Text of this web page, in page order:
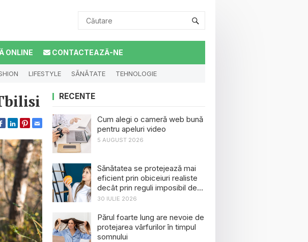
ONLINE CONTACTEAZĂ-NE
LIFESTYLE SĂNĂTATE TEHNOLOGIE
RECENTE
Cum alegi o cameră web bună
pentru apeluri video
5 AUGUST 2026
Sănătatea se protejează mai
eficient prin obiceiuri realiste
decât prin reguli imposibil de
menținut
30 IULIE 2026
Părul foarte lung are nevoie de
protejarea vârfurilor în timpul
somnului